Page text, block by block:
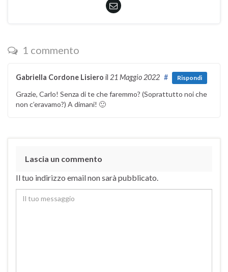
1 commento
Gabriella Cordone Lisiero il 21 Maggio 2022 # Rispondi
Grazie, Carlo! Senza di te che faremmo? (Soprattutto noi che
non c’eravamo?) A dimani! 🙂
Lascia un commento
Il tuo indirizzo email non sarà pubblicato.